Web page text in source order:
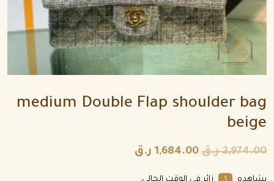
medium Double Flap shoulder bag
beige
2,974.00 ر.ق 1,684.00 ر.ق